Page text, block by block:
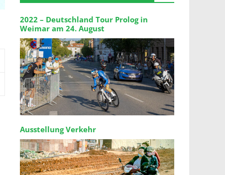
2022 – Deutschland Tour Prolog in
Weimar am 24. August
Ausstellung Verkehr